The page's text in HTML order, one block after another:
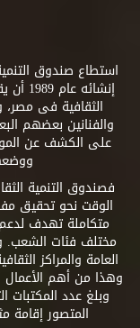
استطاع صندوق
الثقافية فى مصر،
والفنانين بعضهم
على الكشف عن
فصندوق التنمية
الوقت نحو تحقيق
متكاملة تهدف لدعم
مختلف فئات الشعب.
العامة والمراكز
وهذا من أهم
وبلغ عدد
المتصور إقامة